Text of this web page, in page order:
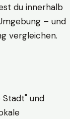
du innerhalb
– und
vergleichen.
Stadt" und